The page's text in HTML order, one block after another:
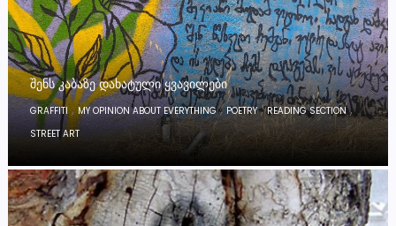
ᲨᲔᲜᲡ ᲙᲐᲑᲐᲖᲔ ᲓᲐᲮᲐᲢᲣᲚᲘ ᲧᲕᲐᲕᲘᲚᲔᲑᲘ
GRAFFITI,MY OPINION ABOUT EVERYTHING,POETRY,READING SECTION,
STREET ART